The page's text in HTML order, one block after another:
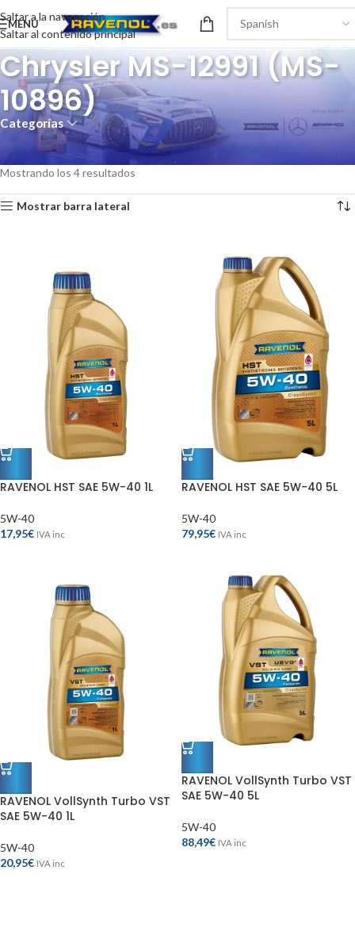
Saltar a la navegación
Saltar al contenido principal
MENÚ
Chrysler MS-12991 (MS-
10896)
Categorías
Recomendaciones del producto/
Chrysler MS-12991 (MS-10896)
Mostrando los 4 resultados
Mostrar barra lateral
RAVENOL HST SAE 5W-40 1L
5W-40
17,95€ IVA inc
RAVENOL HST SAE 5W-40 5L
5W-40
79,95€ IVA inc
RAVENOL VollSynth Turbo VST
SAE 5W-40 1L
5W-40
20,95€ IVA inc
RAVENOL VollSynth Turbo VST
SAE 5W-40 5L
5W-40
88,49€ IVA inc